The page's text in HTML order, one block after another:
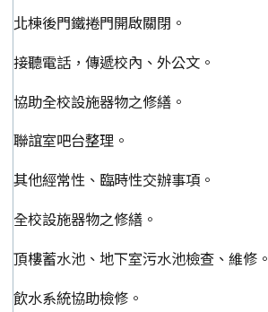
北棟後門鐵捲門開啟關閉。
接聽電話，傳遞校內、外公文。
協助全校設施器物之修繕。
聯誼室吧台整理。
其他經常性、臨時性交辦事項。
全校設施器物之修繕。
頂樓蓄水池、地下室污水池檢查、維修。
飲水系統協助檢修。